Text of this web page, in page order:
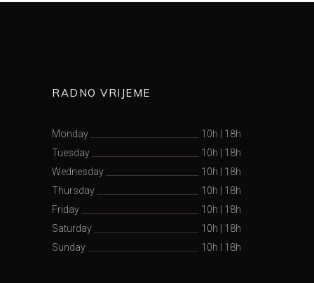
RADNO VRIJEME
Monday 10h
18h
Tuesday
10h
18h
Wednesday
10h
18h
Thursday
10h
18h
Friday
10h
18h
Saturday
10h
18h
Sunday
10h 18h